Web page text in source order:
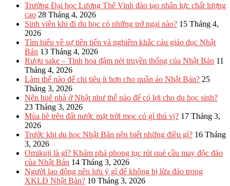
Trường Đại học Lương Thế Vinh đào tạo nhân lực chất lượng
cao 28 Tháng 4, 2026
Sinh viên khi đi du học có những trở ngại nào? 15 Tháng 4,
2026
Tìm hiểu về sự tiên tiến và nghiêm khắc cảu giáo dục Nhật
Bản 13 Tháng 4, 2026
Rượu sake – Tinh hoa đậm nét truyền thống của Nhật Bản 11
Tháng 4, 2026
Làm thế nào để chi tiêu ít hơn cho quần áo Nhật Bản? 25
Tháng 3, 2026
Nên huê nhà ở Nhật như thế nào để có lợi cho du học sinh?
23 Tháng 3, 2026
Mùa hè trên đất nước mặt trời mọc có gì thú vị? 17 Tháng 3,
2026
Trước khi du học Nhật Bản nên biết những điều gì? 16 Tháng
3, 2026
Omikuji là gì? Khám phá phong tục rút quẻ cầu may độc đáo
của Nhật Bản 14 Tháng 3, 2026
Người lao động nên lưu ý gì để không bị lừa đảo trong
XKLĐ Nhật Bản? 10 Tháng 3, 2026